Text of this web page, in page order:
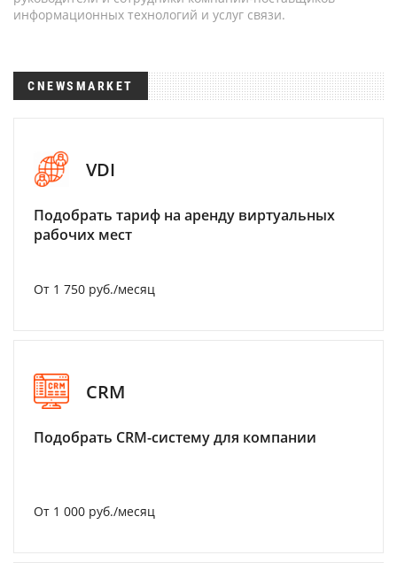
информационных технологий и услуг связи.
CNEWSMARKET
VDI
Подобрать тариф на аренду виртуальных
рабочих мест
От 1 750 руб./месяц
CRM
Подобрать CRM-систему для компании
От 1 000 руб./месяц